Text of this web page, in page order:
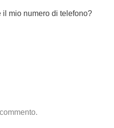
mio numero di telefono?